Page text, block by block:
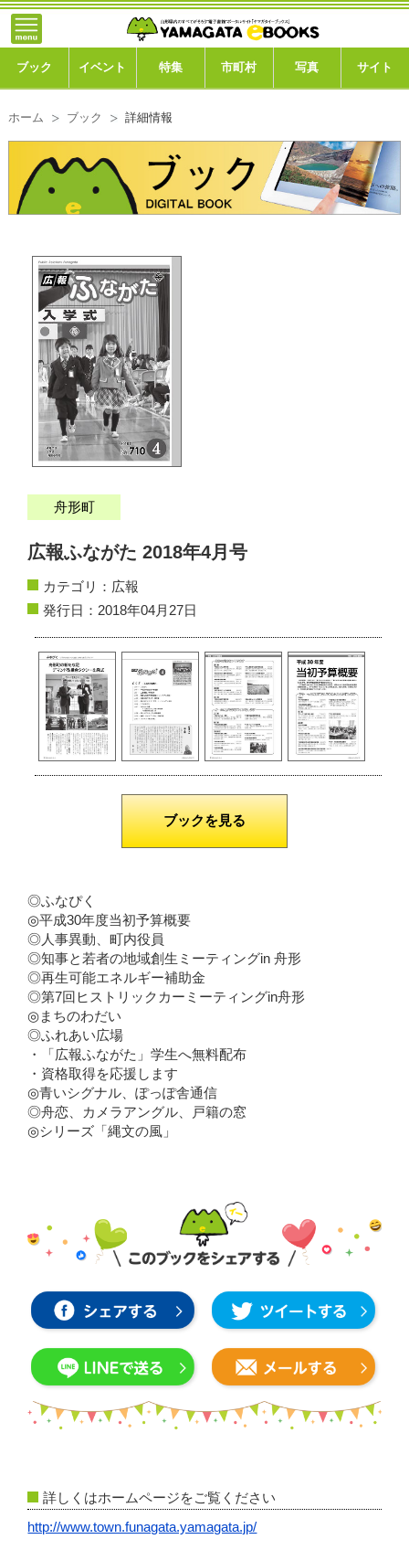
ブック イベント 特集 市町村 写真 サイト
ホーム ブック 詳細情報
舟形町
広報ふながた 2018年4月号
カテゴリ： 広報
発行日：2018年04月27日
ブックを見る
◎ふなぴく
◎平成30年度当初予算概要
◎人事異動、町内役員
◎知事と若者の地域創生ミーティングin 舟形
◎再生可能エネルギー補助金
◎第7回ヒストリックカーミーティングin舟形
◎まちのわだい
◎ふれあい広場
・「広報ふながた」学生へ無料配布
・資格取得を応援します
◎青いシグナル、ぽっぽ舎通信
◎舟恋、カメラアングル、戸籍の窓
◎シリーズ「縄文の風」
詳しくはホームページをご覧ください
http://www.town.funagata.yamagata.jp/
トップ
ブック
市町村
このサイトについて
運営会社
ご利用ガイド
よくある質問
サイトマップ
個人情報保護方針
動作環境
リンク集
}; -->